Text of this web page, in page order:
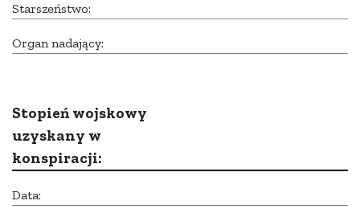
Starszeństwo:
Organ nadający:
Stopień wojskowy
uzyskany w
konspiracji:
Data: